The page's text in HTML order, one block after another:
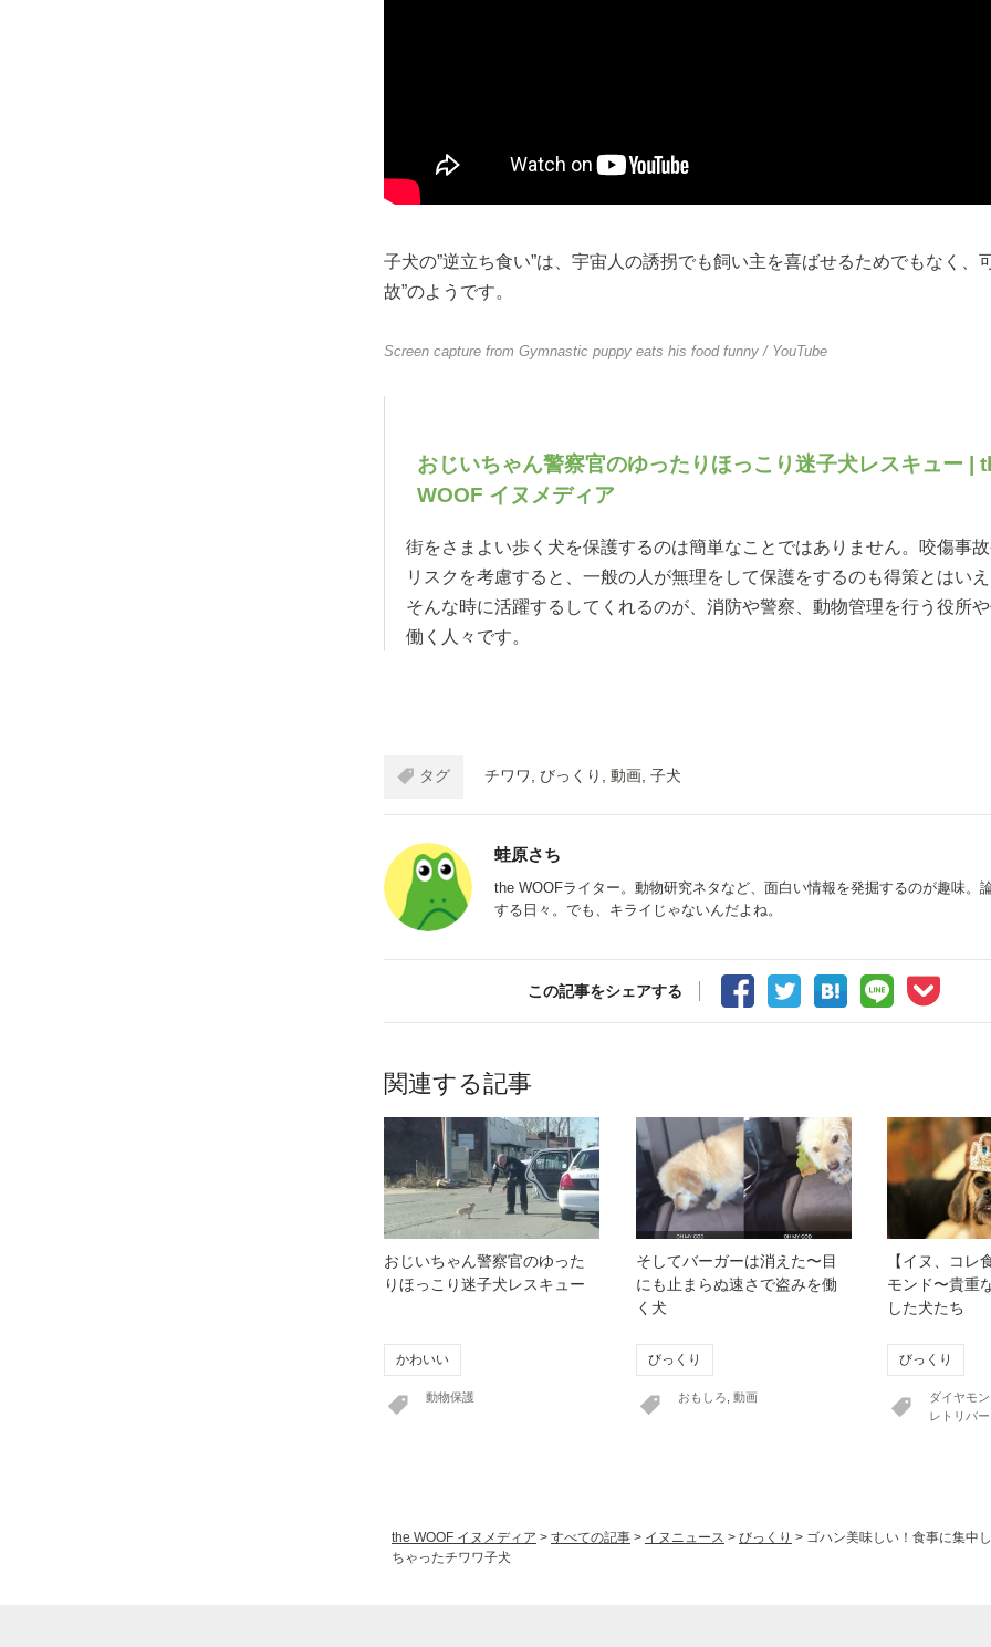
子犬の”逆立ち食い”は、宇宙人の誘拐でも飼い主を喜ばせるためでもなく、
故”のようです。
Screen capture from Gymnastic puppy eats his food funny / YouTube
おじいちゃん警察官のゆったりほっこり迷子犬レスキュー |
WOOF イヌメディア
街をさまよい歩く犬を保護するのは簡単なことではありません。咬傷事
リスクを考慮すると、一般の人が無理をして保護をするのも得策とはいえ
そんな時に活躍するしてくれるのが、消防や警察、動物管理を行う役所
働く人々です。
タグ チワワ びっくり 動画 子犬
蛙原さち
the WOOFライター。動物研究ネタなど、面白い情報を発掘するのが趣味。
する日々。でも、キライじゃないんだよね。
この記事をシェアする
関連する記事
おじいちゃん警察官のゆった
りほっこり迷子犬レスキュー
かわいい
動物保護
そしてバーガーは消えた〜目
にも止まらぬ速さで盗みを働
く犬
びっくり
おもしろ 動画
【イヌ、コレ
モンド〜貴重
した犬たち
びっくり
ダイヤモン
レトリバー
the WOOF イヌメディア > すべての記事 > イヌニュース > びっくり > ゴハン美味しい！食事に集中
ちゃったチワワ子犬